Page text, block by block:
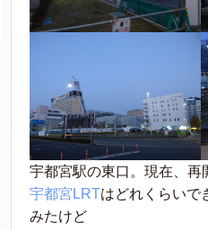
宇都宮駅の東口。現在、再
宇都宮LRTはどれくらいで
みたけど